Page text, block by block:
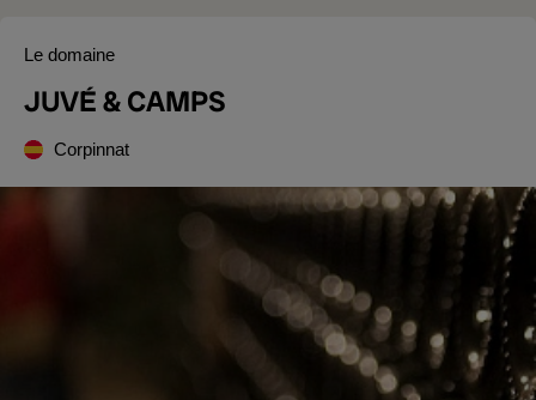
Le domaine
JUVÉ & CAMPS
Corpinnat